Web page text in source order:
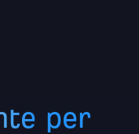
per